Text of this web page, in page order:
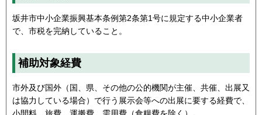
坂井市中小企業振興基本条例第2条第1号に規定する中小企業者
で、市税を完納していること。
補助対象経費
市外及び国外（国、県、その他の公的機関が主催、共催、出展又
は協力している場合）で行う展示会等への出展に要する経費で、